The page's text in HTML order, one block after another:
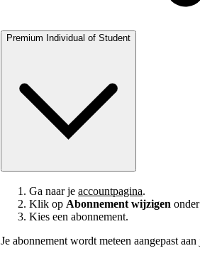
Premium Individual of Student
Ga naar je accountpagina.
Klik op Abonnement wijzigen onder
Kies een abonnement.
Je abonnement wordt meteen aangepast